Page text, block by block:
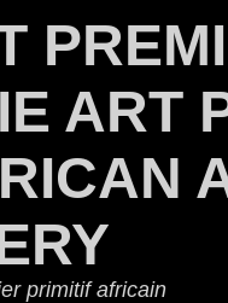
ART
primitif africain